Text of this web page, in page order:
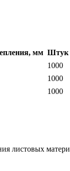
мм Штук
1000
1000
1000
листовых